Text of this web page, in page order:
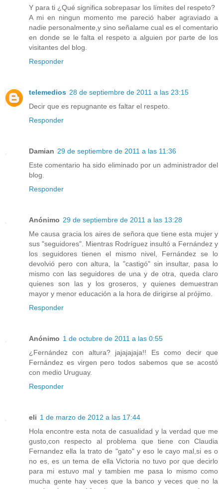
Y para ti ¿Qué significa sobrepasar los límites del respeto?
A mi en ningun momento me pareció haber agraviado a
nadie personalmente,y sino señalame cual es el comentario
en donde se le falta el respeto a alguien por parte de los
visitantes del blog.
Responder
telemedios 28 de septiembre de 2011 a las 23:15
Decir que es repugnante es faltar el respeto.
Responder
Damian 29 de septiembre de 2011 a las 11:36
Este comentario ha sido eliminado por un administrador del
blog.
Responder
Anónimo 29 de septiembre de 2011 a las 13:28
Me causa gracia los aires de señora que tiene esta mujer y
sus "seguidores". Mientras Rodríguez insultó a Fernández y
los seguidores tienen el mismo nivel, Fernández se lo
devolvió pero con altura, la "castigó" sin insultar, pasa lo
mismo con las seguidores de una y de otra, queda claro
quienes son las y los groseros, y quienes demuestran
mayor y menor educación a la hora de dirigirse al prójimo.
Responder
Anónimo 1 de octubre de 2011 a las 0:55
¿Fernández con altura? jajajajaja!! Es como decir que
Fernández es virgen pero todos sabemos que se acostó
con medio Uruguay.
Responder
eli 1 de marzo de 2012 a las 17:44
Hola encontre esta nota de casualidad y la verdad que me
gusto,con respecto al problema que tiene con Claudia
Fernandez ella la trato de "gato" y eso le cayo mal,si es o
no es, es un tema de ella Victoria no tuvo por que decirlo
para mi estuvo mal y tambien me pasa lo mismo como
mucha gente hay veces que la banco y veces que no la